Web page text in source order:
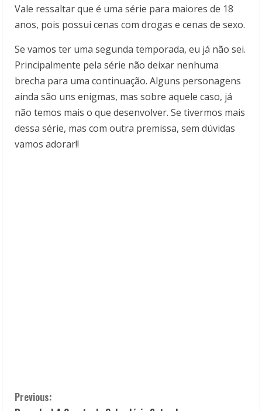
Vale ressaltar que é uma série para maiores de 18
anos, pois possui cenas com drogas e cenas de sexo.
Se vamos ter uma segunda temporada, eu já não sei.
Principalmente pela série não deixar nenhuma
brecha para uma continuação. Alguns personagens
ainda são uns enigmas, mas sobre aquele caso, já
não temos mais o que desenvolver. Se tivermos mais
dessa série, mas com outra premissa, sem dúvidas
vamos adorar!!
C
Previous: